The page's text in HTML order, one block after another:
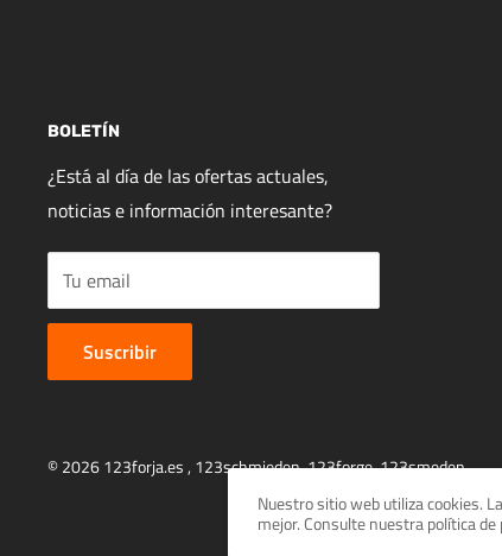
BOLETÍN
¿Está al día de las ofertas actuales,
noticias e información interesante?
Tu email
Suscribir
© 2026 123forja.es , 123schmieden,123forge,123smeden
Nuestro sitio web utiliza cookies.
mejor. Consulte nuestra política